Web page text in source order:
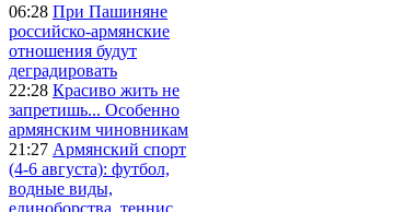
06:28 При Пашиняне
российско-армянские
отношения будут
деградировать
22:28 Красиво жить не
запретишь... Особенно
армянским чиновникам
21:27 Армянский спорт
(4-6 августа): футбол,
водные виды,
единоборства, теннис,